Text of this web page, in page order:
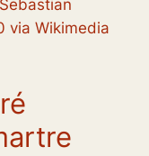
via Wikimedia